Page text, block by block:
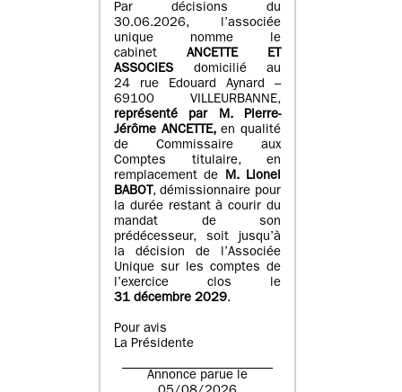
Par décisions du
30.06.2026, l’associée
unique nomme le
cabinet ANCETTE ET
ASSOCIES
domicilié au
24 rue Edouard Aynard –
69100 VILLEURBANNE,
représenté par M.Pierre-
Jérôme ANCETTE, en qualité
de Commissaire aux
Comptes titulaire, en
remplacement de M.Lionel
BABOT, démissionnaire pour
la durée restant à courir du
mandat de son
prédécesseur, soit jusqu’à
la décision de l’Associée
Unique sur les comptes de
l’exercice clos le
31 décembre 2029.
Pour avis
La Présidente
Annonce parue le